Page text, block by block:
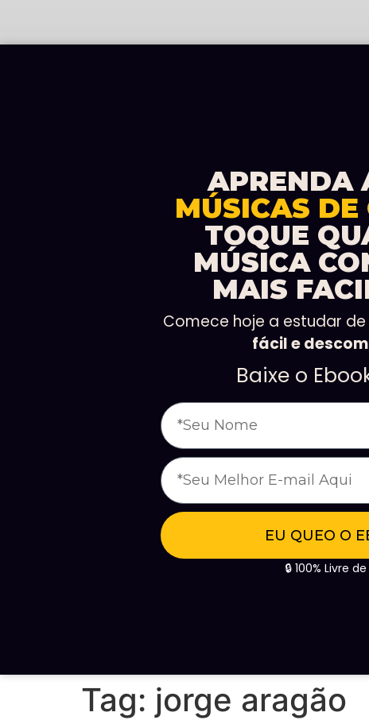
APRENDA
MÚSICAS
TOQUE
MÚSICA
MAIS
Comece hoje a estudar
fácil e
Baixe o
EU QUEO O
🔒 100% Livre
Tag: jorge aragão